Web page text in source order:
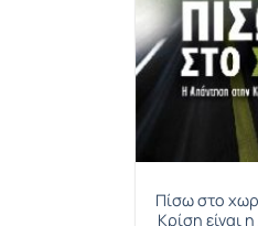
Πίσω στο
Κρίση είναι